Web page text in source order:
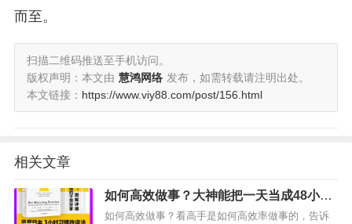
而至。
扫描二维码推送至手机访问。
版权声明：本文由 慧鸿网络 发布，如需转载请注明出处。
本文链接： https://www.viy88.com/post/156.html
相关文章
如何高效做事？大神能把一天当成48小时
能做好多事
如何高效做事？看高手是如何高效率做事的，告诉